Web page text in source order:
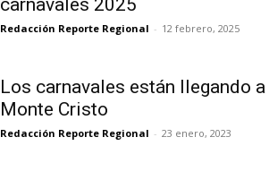
carnavales 2025
Redacción Reporte Regional - 12 febrero, 2025
Los carnavales están llegando a
Monte Cristo
Redacción Reporte Regional - 23 enero, 2023